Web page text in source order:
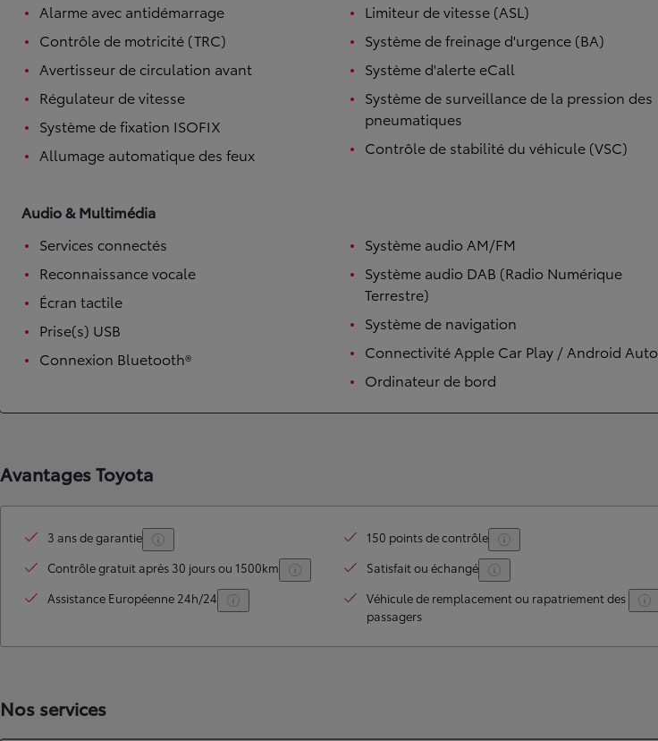
HYBRIDE OU HYBRIDE RECHARGEABLE
Alarme avec antidémarrage
Contrôle de motricité (TRC)
Avertisseur de circulation avant
Régulateur de vitesse
Système de fixation ISOFIX
Allumage automatique des feux
Limiteur de vitesse (ASL)
Système de freinage d'urgence (BA)
Système d'alerte eCall
Système de surveillance de la pression des
pneumatiques
Contrôle de stabilité du véhicule (VSC)
Audio & Multimédia
Services connectés
Reconnaissance vocale
Écran tactile
Prise(s) USB
Connexion Bluetooth®
Système audio AM/FM
Système audio DAB (Radio Numérique
Terrestre)
Système de navigation
Connectivité Apple Car Play / Android Auto
Ordinateur de bord
Avantages Toyota
3 ans de garantie
150 points de contrôle
Contrôle gratuit après 30 jours ou 1500km
Satisfait ou échangé
Assistance Européenne 24h/24
Véhicule de remplacement ou rapatriement des
passagers
Nos services